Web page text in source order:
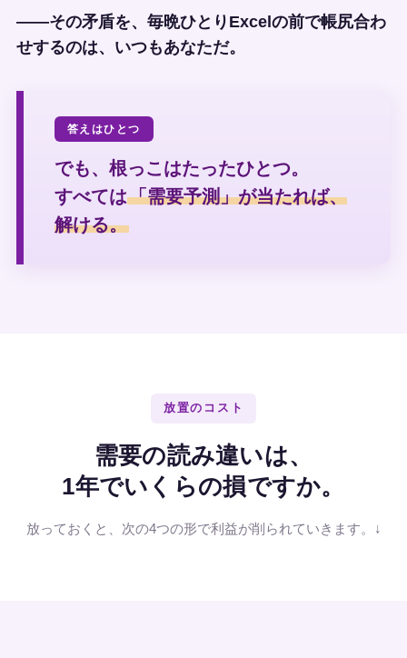
——その矛盾を、毎晩ひとりExcelの前で帳尻合わ
せするのは、いつもあなただ。
答えはひとつ
でも、根っこはたったひとつ。
すべては「需要予測」が当たれば、
解ける。
放置のコスト
需要の読み違いは、
1年でいくらの損ですか。
放っておくと、次の4つの形で利益が削られていきます。↓